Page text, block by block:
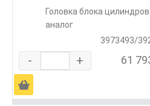
Головка блока
аналог
3973493/
- + 61
Ä